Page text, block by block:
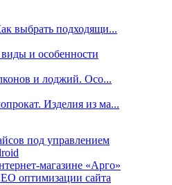
выбрать подходящи...
и особенности
и лоджий. Осо...
Изделия из ма...
под управлением
магазине «Арго»
оптимизации сайта